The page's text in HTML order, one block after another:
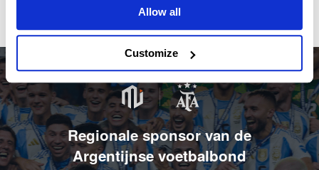
Allow all
Customize
Regionale sponsor van de
Argentijnse voetbalbond